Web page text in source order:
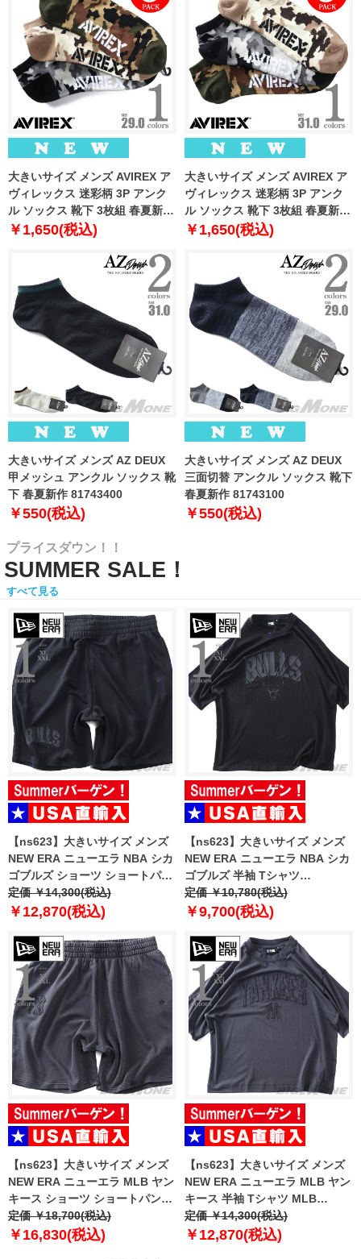
大きいサイズ メンズ AVIREX ア
ヴィレックス 迷彩柄 3P アンク
ル ソックス 靴下 3枚組 春夏新作
81713400
￥1,650(税込)
大きいサイズ メンズ AVIREX ア
ヴィレックス 迷彩柄 3P アンク
ル ソックス 靴下 3枚組 春夏新作
81713500
￥1,650(税込)
大きいサイズ メンズ AZ DEUX
甲メッシュ アンクル ソックス 靴
下 春夏新作 81743400
￥550(税込)
大きいサイズ メンズ AZ DEUX
三面切替 アンクル ソックス 靴下
春夏新作 81743100
￥550(税込)
プライスダウン！！
SUMMER SALE！
すべて見る
【ns623】大きいサイズ メンズ
NEW ERA ニューエラ NBA シカ
ゴブルズ ショーツ ショートパン
ツ ハーフパンツ NBA CHICAGO
BULLS BLACK SHORTS USA直
定価 ￥14,300(税込)
￥12,870(税込)
【ns623】大きいサイズ メンズ
NEW ERA ニューエラ NBA シカ
ゴブルズ 半袖 Tシャツ
CHICAGO BULLS NBA BLACK
OVERSIZED T-SHIRT USA直輸
定価 ￥10,780(税込)
￥9,700(税込)
【ns623】大きいサイズ メンズ
NEW ERA ニューエラ MLB ヤン
キース ショーツ ショートパンツ
ハーフパンツ MLB WASHED
NEW YORK YANKEES T-SHIRT
定価 ￥18,700(税込)
￥16,830(税込)
【ns623】大きいサイズ メンズ
NEW ERA ニューエラ MLB ヤン
キース 半袖 Tシャツ MLB
WASHED NEW YORK YANKEES
T-SHIRT USA直輸入 60771645
定価 ￥14,300(税込)
￥12,870(税込)